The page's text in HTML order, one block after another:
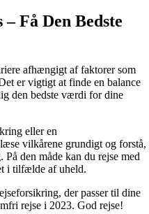
Få Den Bedste
afhængigt af faktorer som
er vigtigt at finde en balance
den bedste værdi for dine
eller en
vilkårene grundigt og forstå,
den måde kan du rejse med
i tilfælde af uheld.
der passer til dine
rejse i 2023. God rejse!